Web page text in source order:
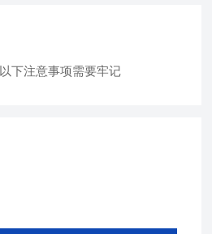
下注意事项需要牢记